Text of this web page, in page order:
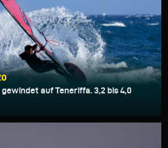
auf Teneriffa. 3,2 bis 4,0